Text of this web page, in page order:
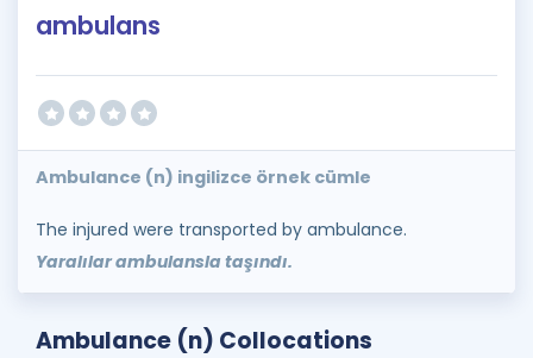
ambulans
Ambulance (n) ingilizce örnek cümle
The injured were transported by ambulance.
Yaralılar ambulansla taşındı.
Ambulance (n) Collocations